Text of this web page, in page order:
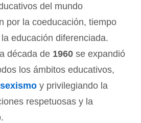
del mundo
por la coeducación, tiempo
educación diferenciada.
década de 1960 se expandió
los ámbitos educativos,
sexismo y privilegiando la
respetuosas y la